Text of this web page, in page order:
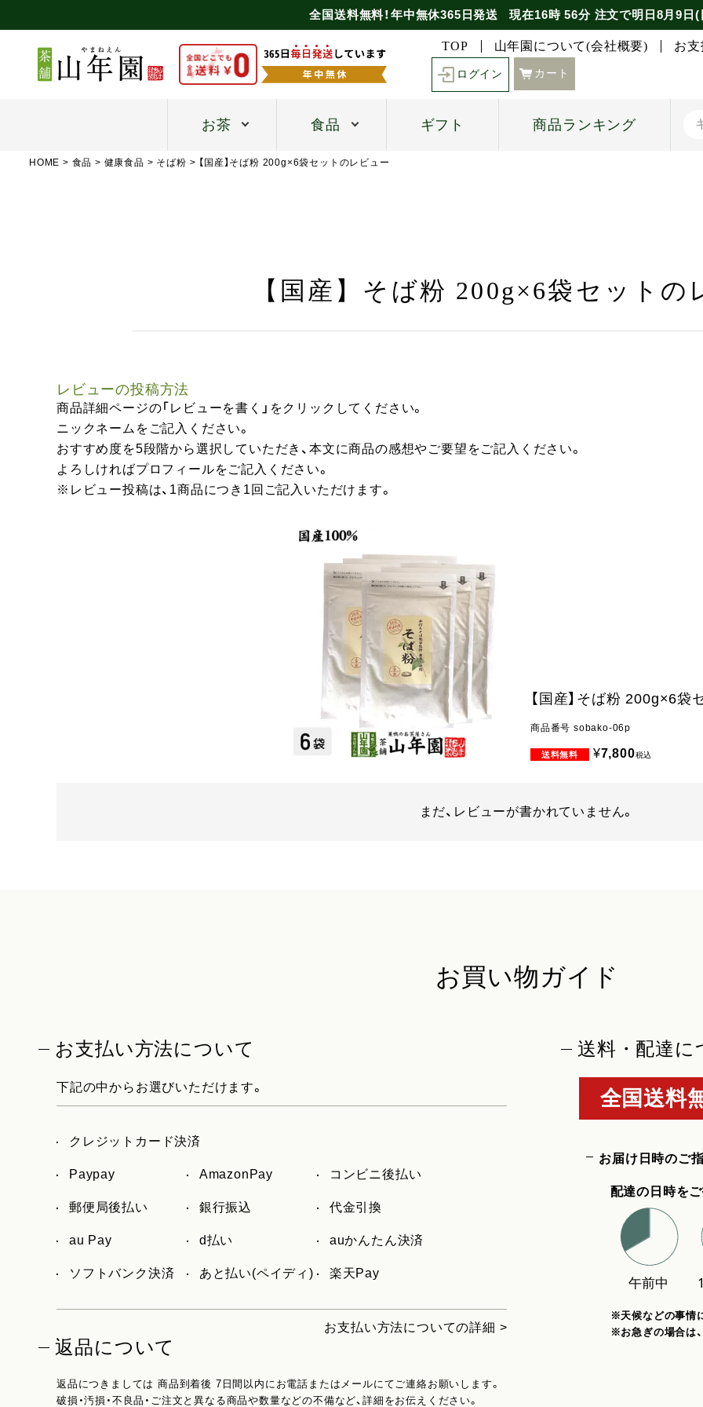
全国送料無料！年中無休365日発送 現在16時 56分注文で明日8月9日(
TOP 山年園について(会社概要) お
ログイン カート
お茶 食品 ギフト 商品ランキング
HOME 食品 健康食品 そば粉 【国産】そば粉 200g×6袋セットのレビュー
【国産】そば粉 200g×6袋セットの
レビューの投稿方法
商品詳細ページの「レビューを書く」をクリックしてください。
ニックネームをご記入ください。
おすすめ度を5段階から選択していただき、本文に商品の感想やご要望をご記入ください。
よろしければプロフィールをご記入ください。
※レビュー投稿は、1商品につき1回ご記入いただけます。
【国産】そば粉 200g×6袋
商品番号 sobako-06p
¥7,800税込
まだ、レビューが書かれていません。
お買い物ガイド
お支払い方法について
下記の中からお選びいただけます。
クレジットカード決済
Paypay AmazonPay コンビニ後払い
郵便局後払い 銀行振込 代金引換
au Pay d払い auかんたん決済
ソフトバンク決済 あと払い(ペイディ) 楽天Pay
お支払い方法についての詳細 >
返品について
返品につきましては 商品到着後 7日間以内にお電話またはメールにてご連絡お願いします。
破損・汚損・不良品・ご注文と異なる商品や数量などの不備など、詳細をお伝えください。
送料・配達に
全国送料
お届け日時のご
配達の日時を
※天候などの事情
※お急ぎの場合は